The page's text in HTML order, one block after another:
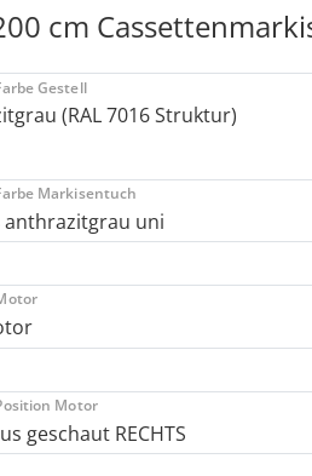
cm
Gestell
Markisentuch
Motor